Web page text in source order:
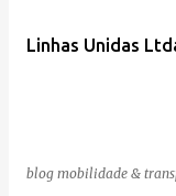
Linhas Unidas
blog mobilidade &